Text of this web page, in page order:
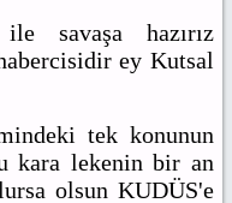
savaşa hazırız
ey Kutsal
tek konunun
kara lekenin bir an
olsun KUDÜS'e